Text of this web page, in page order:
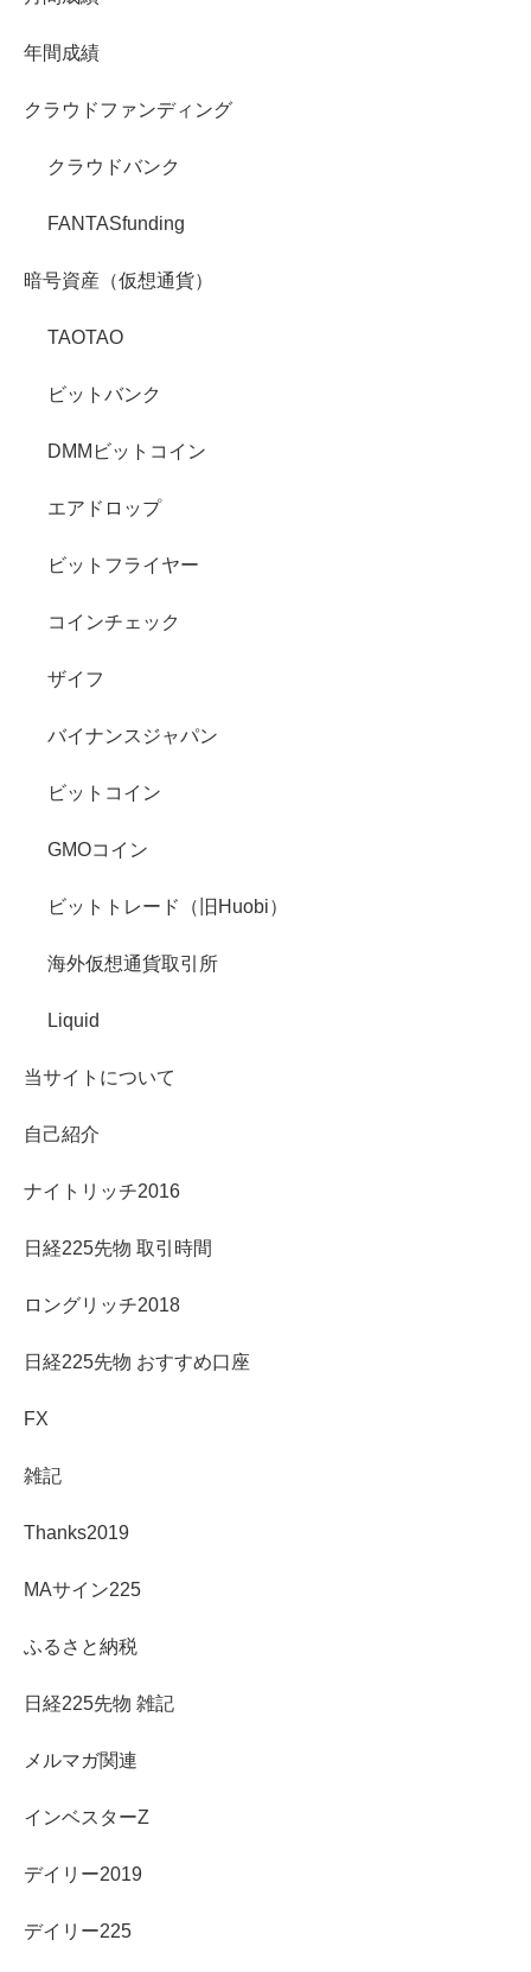
年間成績
クラウドファンディング
クラウドバンク
FANTASfunding
暗号資産（仮想通貨）
TAOTAO
ビットバンク
DMMビットコイン
エアドロップ
ビットフライヤー
コインチェック
ザイフ
バイナンスジャパン
ビットコイン
GMOコイン
ビットトレード（旧Huobi）
海外仮想通貨取引所
Liquid
当サイトについて
自己紹介
ナイトリッチ2016
日経225先物 取引時間
ロングリッチ2018
日経225先物 おすすめ口座
FX
雑記
Thanks2019
MAサイン225
ふるさと納税
日経225先物 雑記
メルマガ関連
インベスターZ
デイリー2019
デイリー225